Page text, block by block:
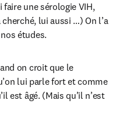
une sérologie VIH,
lui aussi …) On l’a
études.
on croit que le
lui parle fort et comme
est âgé. (Mais qu’il n’est